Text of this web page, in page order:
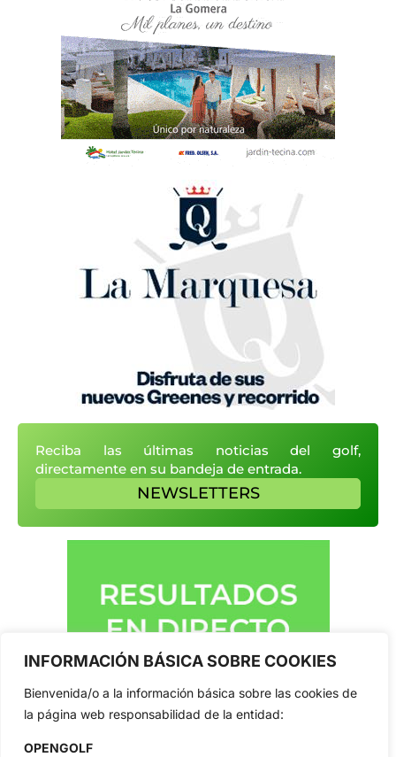
INFORMACIÓN BÁSICA SOBRE COOKIES
Bienvenida/o a la información básica sobre las cookies de
la página web responsabilidad de la entidad:
OPENGOLF
Reciba las últimas noticias del golf,
directamente en su bandeja de entrada.
NEWSLETTERS